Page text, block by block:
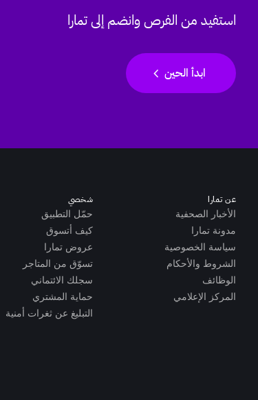
استفيد من الفرص وانضم إلى تمارا
ابدأ الحين chevron_left
عن تمارا
الأخبار الصحفية
مدونة تمارا
سياسة الخصوصية
الشروط والأحكام
الوظائف
المركز الإعلامي
شخصي
حمّل التطبيق
كيف أتسوق
عروض تمارا
تسوّق من المتاجر
سجلك الائتماني
حماية المشتري
التبليغ عن ثغرات أمنية